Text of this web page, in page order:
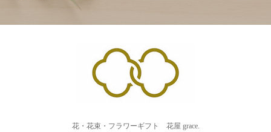
花・花束・フラワーギフト 花屋 grace.